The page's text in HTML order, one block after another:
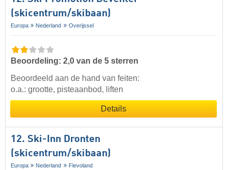
(skicentrum/skibaan)
Europa Nederland Overijssel
Beoordeling: 2,0 van de 5 sterren
Beoordeeld aan de hand van feiten:
o.a.: grootte, pisteaanbod, liften
Details
12. Ski-Inn Dronten
(skicentrum/skibaan)
Europa Nederland Flevoland